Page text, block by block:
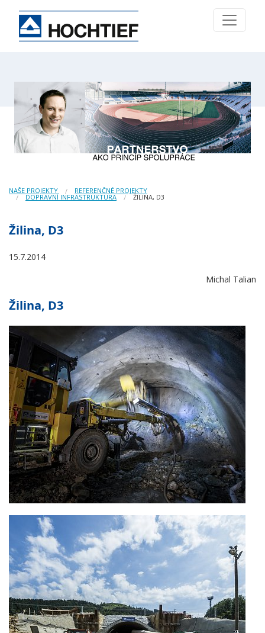
NAŠE PROJEKTY REFERENČNÉ PROJEKTY
DOPRAVNÍ INFRASTRUKTURA ŽILINA, D3
Žilina, D3
15.7.2014
Michal Talian
Žilina, D3